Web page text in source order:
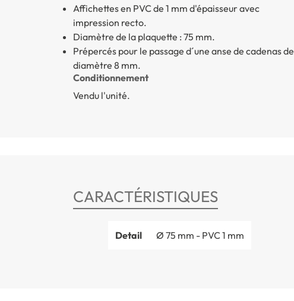
Affichettes en PVC de 1 mm d'épaisseur avec
impression recto.
Diamètre de la plaquette : 75 mm.
Prépercés pour le passage d´une anse de cadenas de
diamètre 8 mm.
Conditionnement
Vendu l'unité.
CARACTÉRISTIQUES
Detail Ø 75 mm - PVC 1 mm